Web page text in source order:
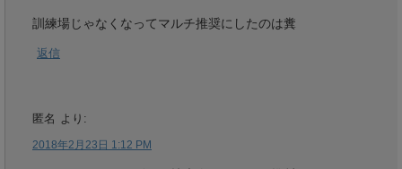
訓練場じゃなくなってマルチ推奨にしたのは糞
返信
匿名 より:
2018年2月23日 1:12 PM